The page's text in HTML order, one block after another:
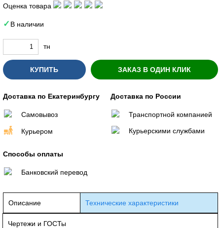
Оценка товара
В наличии
тн
КУПИТЬ ЗАКАЗ В ОДИН КЛИК
Доставка по Екатеринбургу
Самовывоз
Курьером
Доставка по России
Транспортной компанией
Курьерскими службами
Способы оплаты
Банковский перевод
Описание Технические характеристики
Чертежи и ГОСТы